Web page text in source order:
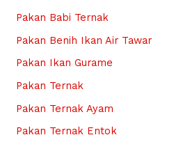
Pakan Babi Ternak
Pakan Benih Ikan Air Tawar
Pakan Ikan Gurame
Pakan Ternak
Pakan Ternak Ayam
Pakan Ternak Entok